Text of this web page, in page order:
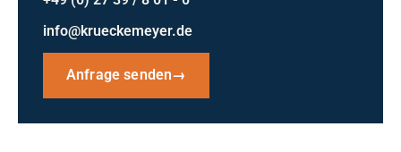
info@krueckemeyer.de
Anfrage senden→